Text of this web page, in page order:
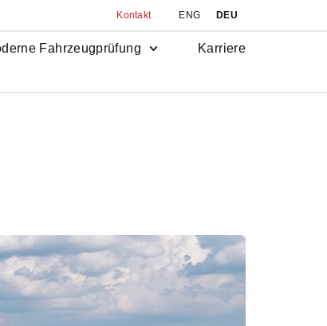
Kontakt ENG DEU
Fahrzeugprüfung Karriere